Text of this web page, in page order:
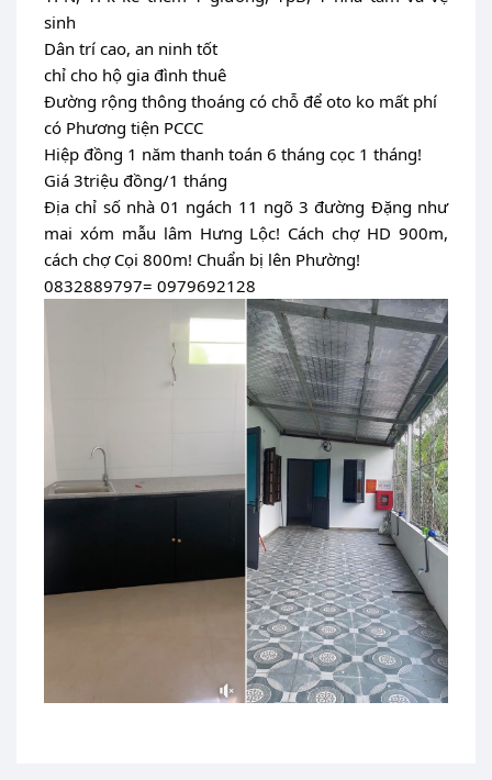
sinh
Dân trí cao, an ninh tốt
chỉ cho hộ gia đình thuê
Đường rộng thông thoáng có chỗ để oto ko mất phí
có Phương tiện PCCC
Hiệp đồng 1 năm thanh toán 6 tháng cọc 1 tháng!
Giá 3triệu đồng/1 tháng
Địa chỉ số nhà 01 ngách 11 ngõ 3 đường Đặng như
mai xóm mẫu lâm Hưng Lộc! Cách chợ HD 900m,
cách chợ Cọi 800m! Chuẩn bị lên Phường!
0832889797= 0979692128